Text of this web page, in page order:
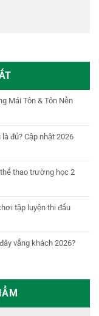
Mái Tôn & Tôn Nền
đủ? Cập nhật 2026
thao trường học 2
tập luyện thi đấu
vắng khách 2026?